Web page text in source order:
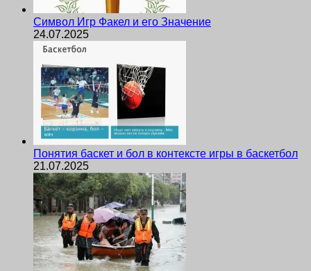
Символ Игр Факел и его Значение
24.07.2025
Понятия баскет и бол в контексте игры в баскетбол
21.07.2025